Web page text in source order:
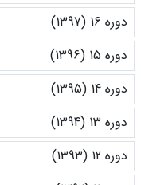
دوره 16 (1397)
دوره 15 (1396)
دوره 14 (1395)
دوره 13 (1394)
دوره 12 (1393)